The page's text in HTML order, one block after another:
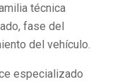
técnica
fase del
del vehículo.
especializado